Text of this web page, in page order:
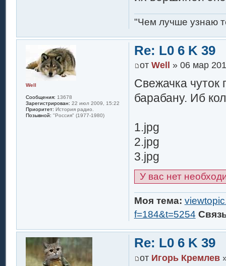
"Чем лучше узнаю
Re: L0 6 K 39
от Well » 06 мар
Свежачка чуток
барабану. Иб
1.jpg
2.jpg
3.jpg
У вас нет
Моя тема:
f=184&t=5254
Well
Сообщения: 13678
Зарегистрирован: 22 июл 2009, 15:22
Приоритет: История радио.
Позывной: "Россия" (1977-1980)
Re: L0 6 K 39
от Игорь Кремлев